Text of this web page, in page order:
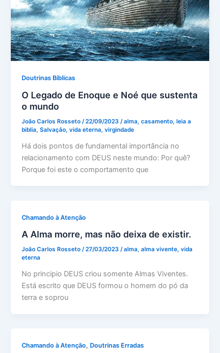
Doutrinas Bíblicas
O Legado de Enoque e Noé que sustenta
o mundo
João Carlos Rosseto /22/09/2023 /alma,casamento,leia a
biblia,Salvação,vida eterna,virgindade
Há dois pontos de fundamental importância no
relacionamento com DEUS neste mundo: Por quê?
Porque foi este o comportamento que
Chamando à Atenção
A Alma morre, mas não deixa de existir.
João Carlos Rosseto/27/03/2023/alma,alma vivente,vida
eterna
No principio DEUS criou somente Almas Viventes.
Está escrito que DEUS formou o homem do pó da
terra e soprou
Chamando à Atenção, Doutrinas Erradas